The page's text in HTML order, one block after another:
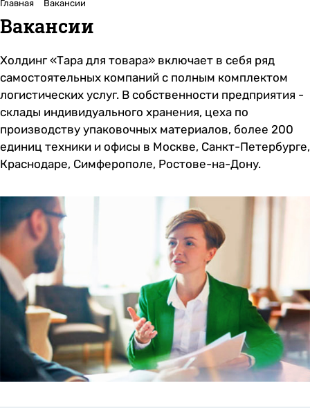
Главная Вакансии
Вакансии
Холдинг «Тара для товара» включает в себя ряд
самостоятельных компаний с полным комплектом
логистических услуг. В собственности предприятия -
склады индивидуального хранения, цеха по
производству упаковочных материалов, более 200
единиц техники и офисы в Москве, Санкт-Петербурге,
Краснодаре, Симферополе, Ростове-на-Дону.